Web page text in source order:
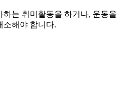
하는 취미활동을 하거나, 운동을
소해야 합니다.